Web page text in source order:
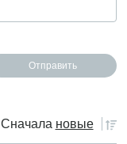
Сначала новые